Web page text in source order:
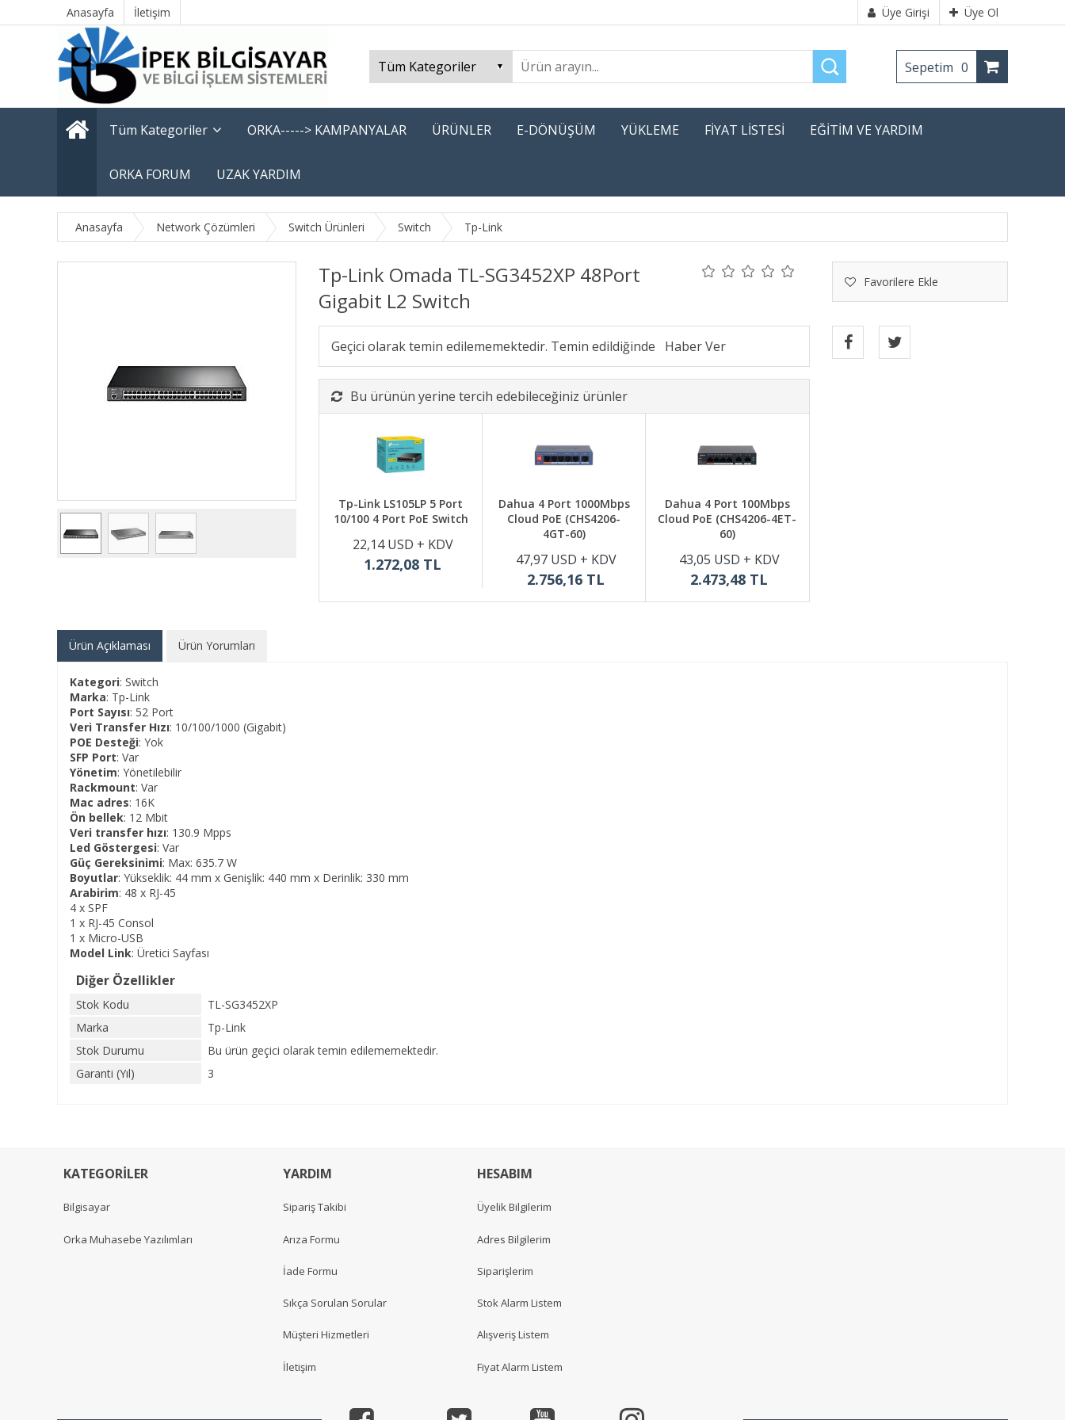
Anasayfa İletişim Üye Girişi Üye Ol
Sepetim 0
Tüm Kategoriler ORKA-----> KAMPANYALAR ÜRÜNLER E-DÖNÜŞÜM YÜKLEME FİYAT LİSTESİ EĞİTİM VE YARDIM
ORKA FORUM UZAK YARDIM
Anasayfa Network Çözümleri Switch Ürünleri Switch Tp-Link
Tp-Link Omada TL-SG3452XP 48Port
Gigabit L2 Switch
Favorilere Ekle
Geçici olarak temin edilememektedir. Temin edildiğinde
Bu ürünün yerine tercih edebileceğiniz ürünler
Tp-Link LS105LP 5 Port
10/100 4 Port PoE Switch
22,14 USD + KDV
1.272,08 TL
Dahua 4 Port 1000Mbps
Cloud PoE (CHS4206-
4GT-60)
47,97 USD + KDV
2.756,16 TL
Dahua 4 Port 100Mbps
Cloud PoE (CHS4206-4ET-
60)
43,05 USD + KDV
2.473,48 TL
Ürün Açıklaması Ürün Yorumları
Kategori: Switch
Marka: Tp-Link
Port Sayısı: 52 Port
Veri Transfer Hızı: 10/100/1000 (Gigabit)
POE Desteği: Yok
SFP Port: Var
Yönetim: Yönetilebilir
Rackmount: Var
Mac adres: 16K
Ön bellek: 12 Mbit
Veri transfer hızı: 130.9 Mpps
Led Göstergesi: Var
Güç Gereksinimi: Max: 635.7 W
Boyutlar: Yükseklik: 44 mm x Genişlik: 440 mm x Derinlik: 330 mm
Arabirim: 48 x RJ-45
4 x SPF
1 x RJ-45 Consol
1 x Micro-USB
Model Link: Üretici Sayfası
Diğer Özellikler
Stok Kodu
TL-SG3452XP
Marka
Tp-Link
Stok Durumu
Bu ürün geçici olarak temin edilememektedir.
Garanti (Yıl)
3
KATEGORİLER
Bilgisayar
Orka Muhasebe Yazılımları
YARDIM
Sipariş Takibi
Arıza Formu
İade Formu
Sıkça Sorulan Sorular
Müşteri Hizmetleri
İletişim
HESABIM
Üyelik Bilgilerim
Adres Bilgilerim
Siparişlerim
Stok Alarm Listem
Alışveriş Listem
Fiyat Alarm Listem